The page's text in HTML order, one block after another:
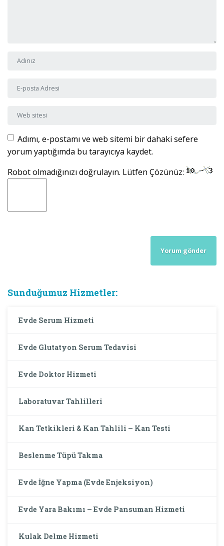
Adı ve Soyadı
E-posta Adresi
Web sitesi
Adımı, e-postamı ve web sitemi bir dahaki sefere
yorum yaptığımda bu tarayıcıya kaydet.
Robot olmadığınızı doğrulayın. Lütfen Çözünüz:
Sunduğumuz Hizmetler:
Evde Serum Hizmeti
Evde Glutatyon Serum Tedavisi
Evde Doktor Hizmeti
Laboratuvar Tahlilleri
Kan Tetkikleri & Kan Tahlili – Kan Testi
Beslenme Tüpü Takma
Evde İğne Yapma (Evde Enjeksiyon)
Evde Yara Bakımı – Evde Pansuman Hizmeti
Kulak Delme Hizmeti